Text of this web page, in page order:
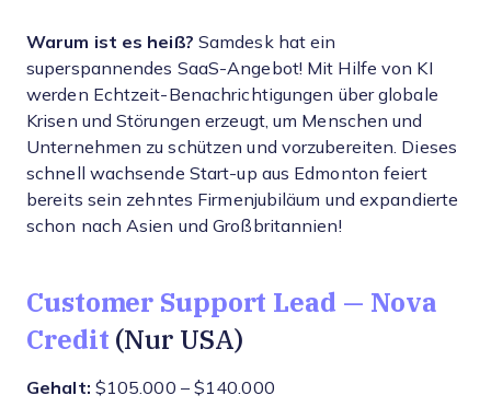
Warum ist es heiß? Samdesk hat ein
superspannendes SaaS-Angebot! Mit Hilfe von KI
werden Echtzeit-Benachrichtigungen über globale
Krisen und Störungen erzeugt, um Menschen und
Unternehmen zu schützen und vorzubereiten. Dieses
schnell wachsende Start-up aus Edmonton feiert
bereits sein zehntes Firmenjubiläum und expandierte
schon nach Asien und Großbritannien!
Customer Support Lead — Nova
Credit (Nur USA)
Gehalt: $105.000 – $140.000